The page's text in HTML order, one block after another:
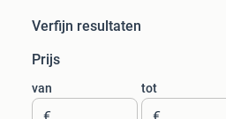
Verfijn resultaten
Prijs
van tot